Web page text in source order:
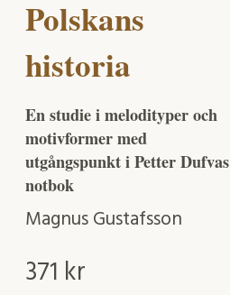
Polskans
historia
En studie i melodityper och
motivformer med
utgångspunkt i Petter Dufvas
notbok
Magnus Gustafsson
371 kr